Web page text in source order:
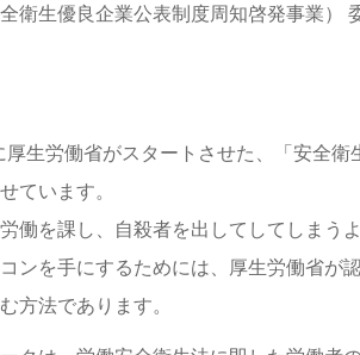
衛生優良企業公表制度周知啓発事業）
生労働省がスタートさせた、「安全
ています。
働を課し、自殺者を出してしてしまう
ンを手にするためには、厚生労働省が
方法であります。